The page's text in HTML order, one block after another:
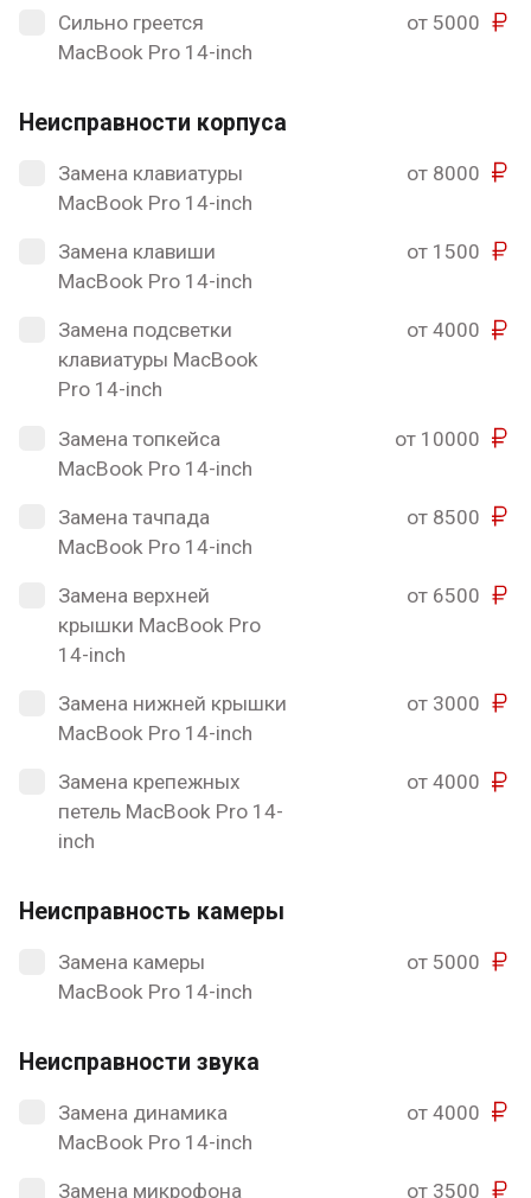
Сильно греется
MacBook Pro 14-inch
от 5000
Неисправности корпуса
Замена клавиатуры
MacBook Pro 14-inch
от 8000
Замена клавиши
MacBook Pro 14-inch
от 1500
Замена подсветки
клавиатуры MacBook
Pro 14-inch
от 4000
Замена топкейса
MacBook Pro 14-inch
от 10000
Замена тачпада
MacBook Pro 14-inch
от 8500
Замена верхней
крышки MacBook Pro
14-inch
от 6500
Замена нижней крышки
MacBook Pro 14-inch
от 3000
Замена крепежных
петель MacBook Pro 14-
inch
от 4000
Неисправность камеры
Замена камеры
MacBook Pro 14-inch
от 5000
Неисправности звука
Замена динамика
MacBook Pro 14-inch
от 4000
Замена микрофона от 3500